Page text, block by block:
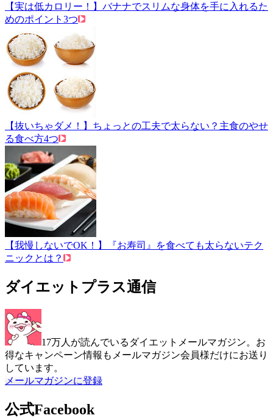
【実は低カロリー！】バナナでスリムな身体を手に入れるた
めのポイント3つ
【抜いちゃダメ！】ちょっとの工夫で太らない？主食のやせ
る食べ方4つ
【我慢しないでOK！】『お寿司』を食べても太らないテク
ニックとは？
ダイエットプラス通信
17万人が読んでいるダイエットメールマガジン。お
得なキャンペーン情報もメールマガジン会員様だけにお送り
しています。
メールマガジンに登録
公式Facebook